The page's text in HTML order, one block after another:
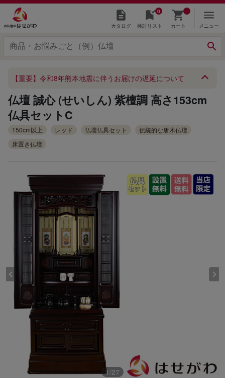
カタログ
0
検討リスト カート メニュー
【重要】令和8年熊本地震に伴うお届けの遅延について
仏壇 誠心 (せいしん) 紫檀調 高さ153cm
仏具セットC
150cm以上 レッド 仏壇仏具セット
伝統的な唐木仏壇
床置き仏壇
1/27